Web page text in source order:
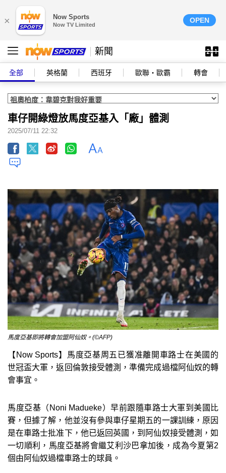
× Now Sports
Now TV Limited
OPEN
新聞
全部 英格蘭 西班牙 歐聯‧歐霸 轉會
車仔開綠燈放馬度亞基入「廠」體測
2025/07/11 22:32
馬度亞基即將轉會加盟阿仙奴。(©AFP)
【Now Sports】馬度亞基周五已獲准離開車路士在美國的
世冠盃大軍，返回倫敦接受體測，準備完成過檔阿仙奴的轉
會事宜。
馬度亞基（Noni Madueke）早前跟隨車路士大軍到美國比
賽，但據了解，他並沒有參與車仔星期五的一課訓練，原因
是在車路士批准下，他已返回英國，到阿仙奴接受體測，如
一切順利，馬度亞基將會繼艾利沙巴拿加後，成為今夏第2
個由阿仙奴過檔車路士的球員。